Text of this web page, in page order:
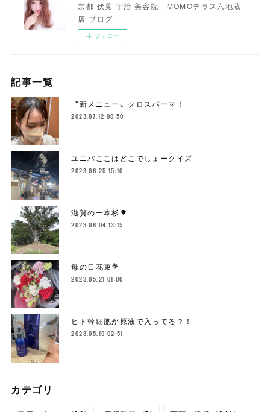
京都 伏見 宇治 美容院 MOMOテラス六地蔵
店 ブログ
フォロー
記事一覧
〝新メニュー〟クロスパーマ！
2023.07.12 00:50
ユニバここはどこでしょークイズ
2023.06.25 15:10
滋賀の一本杉🌳
2023.06.04 13:15
母の日花束💐
2023.05.21 01:00
ヒト幹細胞が原液で入ってる？！
2023.05.19 02:51
カテゴリ